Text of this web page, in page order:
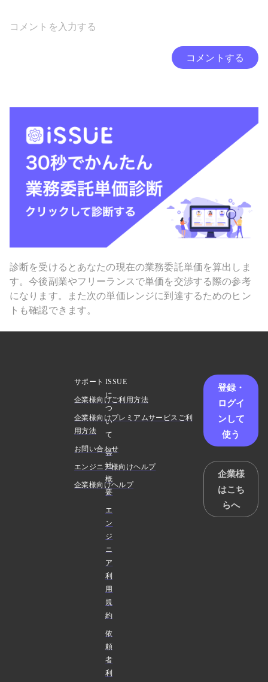
コメントする
診断を受けるとあなたの現在の業務委託単価を算出しま
す。今後副業やフリーランスで単価を交渉する際の参考
になります。また次の単価レンジに到達するためのヒン
トも確認できます。
ISSUE
に
つ
い
て
会
社
概
要
エ
ン
ジ
ニ
ア
利
用
規
約
依
頼
者
利
サポート
企業様向けご利用方法
企業様向けプレミアムサービスご利
用方法
お問い合わせ
エンジニア様向けヘルプ
企業様向けヘルプ
登録・
ログイ
ンして
使う
企業様
はこち
らへ